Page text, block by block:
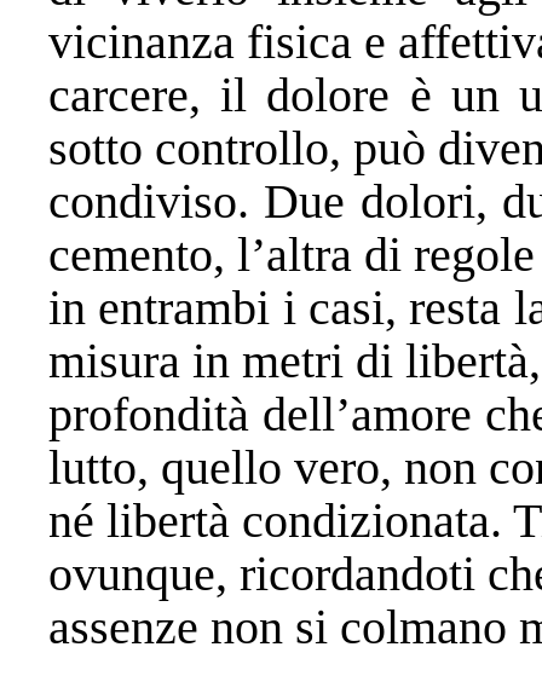
vicinanza fisica e
carcere, il dolore è un
sotto controllo, può
condiviso. Due dolori,
cemento, l’altra di
in entrambi i casi, resta
misura in metri di
profondità dell’amore
lutto, quello vero, non
né libertà condizionata.
ovunque, ricordandoti
assenze non si colmano